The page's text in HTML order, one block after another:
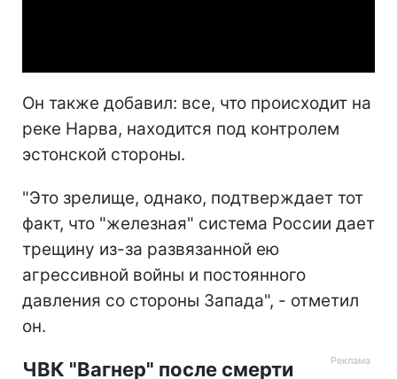
Он также добавил: все, что происходит на
реке Нарва, находится под контролем
эстонской стороны.
"Это зрелище, однако, подтверждает тот
факт, что "железная" система России дает
трещину из-за развязанной ею
агрессивной войны и постоянного
давления со стороны Запада", - отметил
он.
ЧВК "Вагнер" после смерти